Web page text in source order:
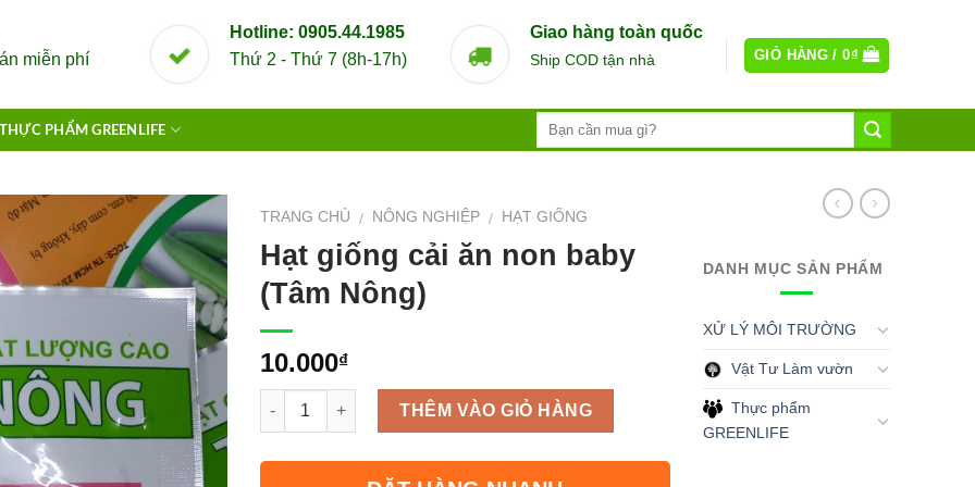
miễn phí
Hotline: 0905.44.1985
Thứ 2 - Thứ 7 (8h-17h)
Giao hàng toàn quốc
Ship COD tận nhà GIỎ HÀNG /0₫
THỰC PHẨM GREENLIFE
TRANG CHỦ / NÔNG NGHIỆP / HẠT GIỐNG
Hạt giống cải ăn non baby
(Tâm Nông)
10.000₫
Số lượng THÊM VÀO GIỎ HÀNG
DANH MỤC SẢN PHẨM
XỬ LÝ MÔI TRƯỜNG
Vật Tư Làm vườn
Thực phẩm
GREENLIFE